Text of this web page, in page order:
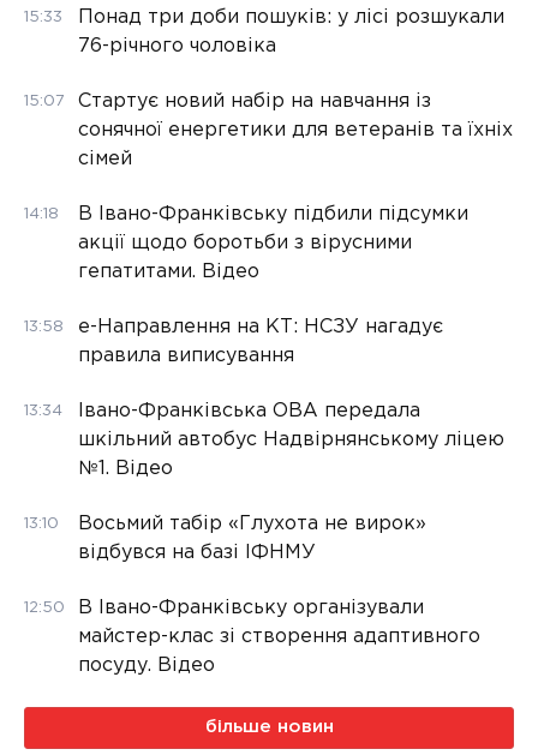
15:33
Понад три доби пошуків: у лісі розшукали
76-річного чоловіка
15:07
Стартує новий набір на навчання із
сонячної енергетики для ветеранів та їхніх
сімей
14:18
В Івано-Франківську підбили підсумки
акції щодо боротьби з вірусними
гепатитами. Відео
13:58
е-Направлення на КТ: НСЗУ нагадує
правила виписування
13:34
Івано-Франківська ОВА передала
шкільний автобус Надвірнянському ліцею
№1. Відео
13:10
Восьмий табір «Глухота не вирок»
відбувся на базі ІФНМУ
12:50
В Івано-Франківську організували
майстер-клас зі створення адаптивного
посуду. Відео
більше новин